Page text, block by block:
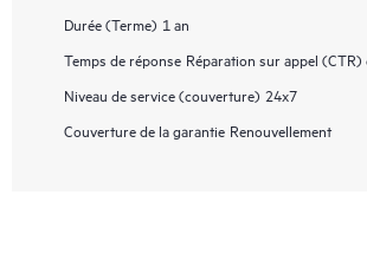
Durée (Terme) 1 an
Temps de réponse Réparation sur appel (CTR)
Niveau de service (couverture) 24x7
Couverture de la garantie Renouvellement